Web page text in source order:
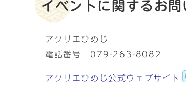
イベントに関するお問
アクリエひめじ
電話番号 079-263-8082
アクリエひめじ公式ウェブサイト